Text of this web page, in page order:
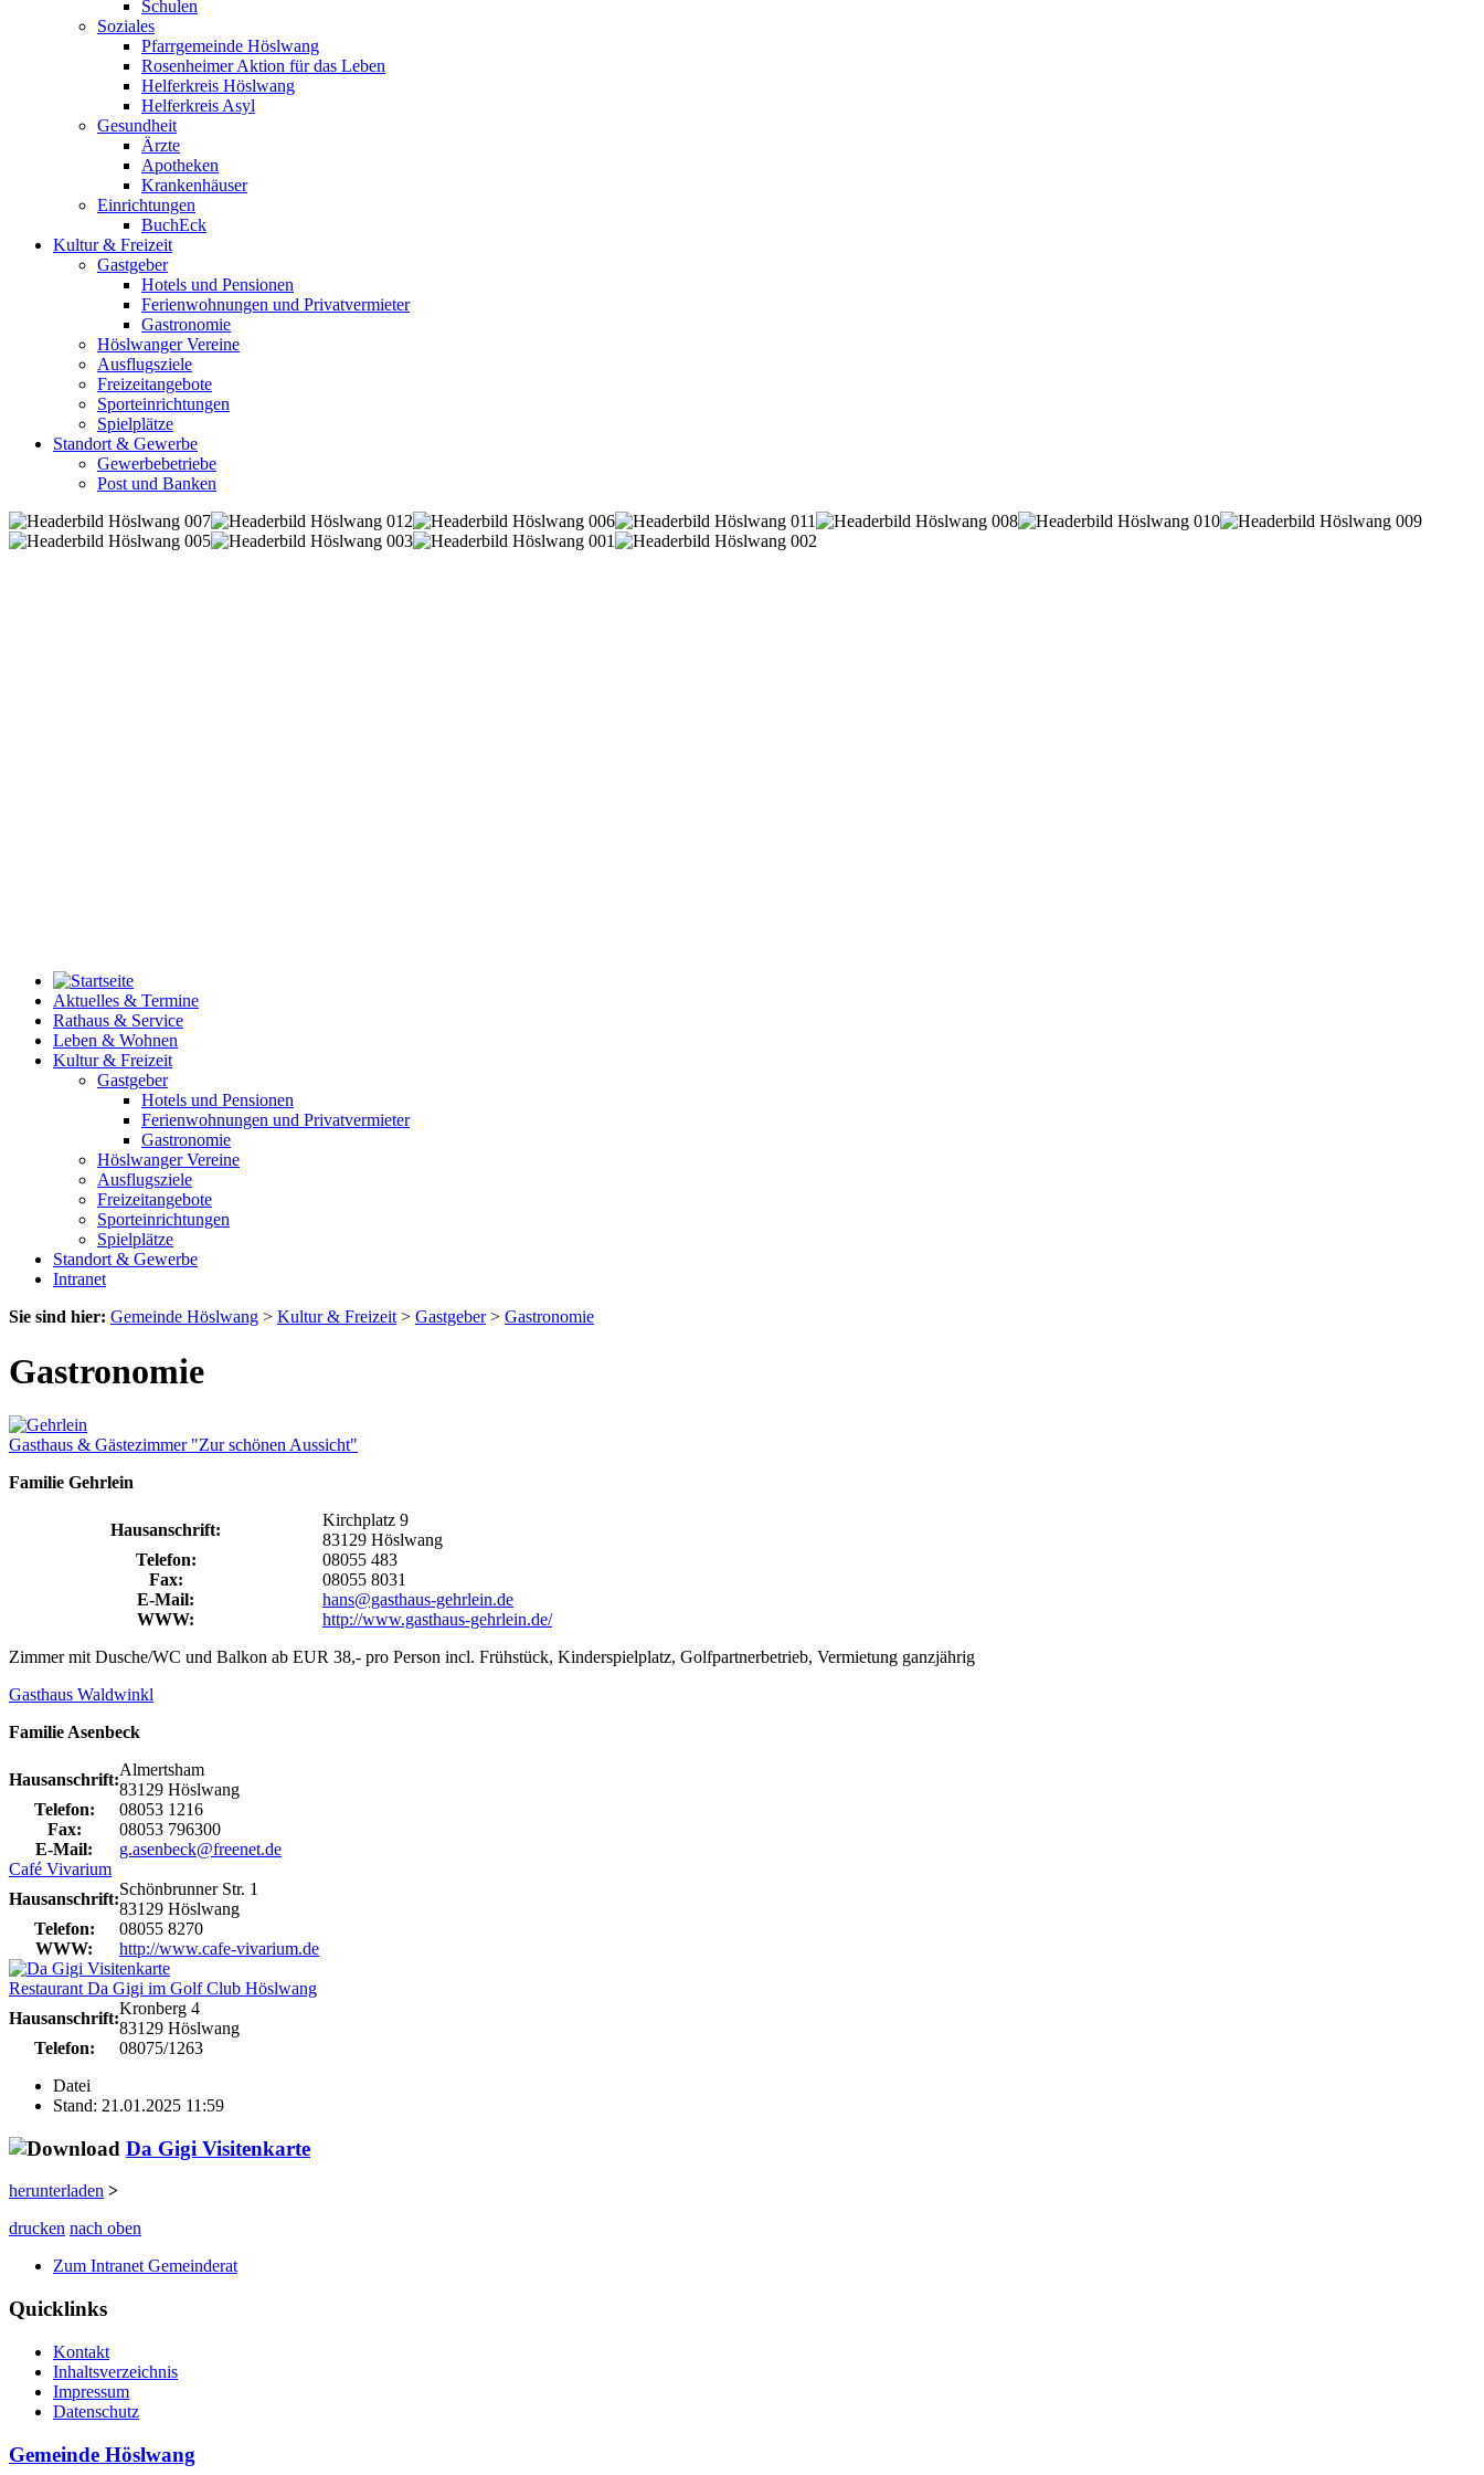
Schulen
Soziales
Pfarrgemeinde Höslwang
Rosenheimer Aktion für das Leben
Helferkreis Höslwang
Helferkreis Asyl
Gesundheit
Ärzte
Apotheken
Krankenhäuser
Einrichtungen
BuchEck
Kultur & Freizeit
Gastgeber
Hotels und Pensionen
Ferienwohnungen und Privatvermieter
Gastronomie
Höslwanger Vereine
Ausflugsziele
Freizeitangebote
Sporteinrichtungen
Spielplätze
Standort & Gewerbe
Gewerbebetriebe
Post und Banken
Aktuelles & Termine
Rathaus & Service
Leben & Wohnen
Kultur & Freizeit
Gastgeber
Hotels und Pensionen
Ferienwohnungen und Privatvermieter
Gastronomie
Höslwanger Vereine
Ausflugsziele
Freizeitangebote
Sporteinrichtungen
Spielplätze
Standort & Gewerbe
Intranet
Sie sind hier: Gemeinde Höslwang > Kultur & Freizeit > Gastgeber> Gastronomie
Gastronomie
Gasthaus & Gästezimmer "Zur schönen Aussicht"
Familie Gehrlein
Hausanschrift:
Kirchplatz 9
83129 Höslwang
Telefon:
08055 483
Fax:
08055 8031
E-Mail:
hans@gasthaus-gehrlein.de
WWW:
http://www.gasthaus-gehrlein.de/
Zimmer mit Dusche/WC und Balkon ab EUR 38,- pro Person incl. Frühstück, Kinderspielplatz, Golfpartnerbetrieb, Vermietung ganzjährig
Gasthaus Waldwinkl
Familie Asenbeck
Hausanschrift:
Almertsham
83129 Höslwang
Telefon:
08053 1216
Fax:
08053 796300
E-Mail:
g.asenbeck@freenet.de
Café Vivarium
Hausanschrift:
Schönbrunner Str. 1
83129 Höslwang
Telefon:
08055 8270
WWW:
http://www.cafe-vivarium.de
Restaurant Da Gigi im Golf Club Höslwang
Hausanschrift:
Kronberg 4
83129 Höslwang
Telefon:
08075/1263
Datei
Stand: 21.01.2025 11:59
Da Gigi Visitenkarte
herunterladen >
drucken nach oben
Zum Intranet Gemeinderat
Quicklinks
Kontakt
Inhaltsverzeichnis
Impressum
Datenschutz
Gemeinde Höslwang